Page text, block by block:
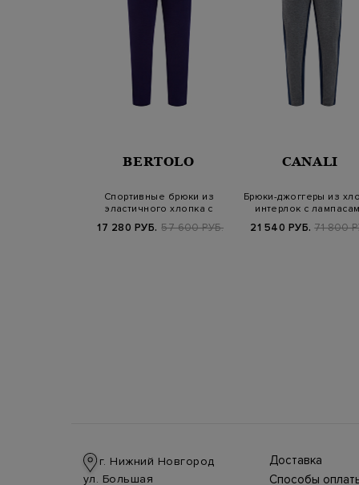
BERTOLO
Спортивные брюки из
эластичного хлопка с
17 280 РУБ. 57 600 РУБ.
CANALI
Брюки-джоггеры из
интерлок с
21 540 РУБ. 71 800
г. Нижний Новгород
ул. Большая
Доставка
производится
Способы